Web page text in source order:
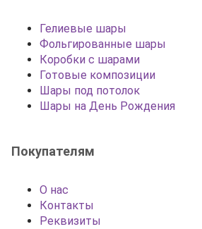
Гелиевые шары
Фольгированные шары
Коробки с шарами
Готовые композиции
Шары под потолок
Шары на День Рождения
Покупателям
О нас
Контакты
Реквизиты